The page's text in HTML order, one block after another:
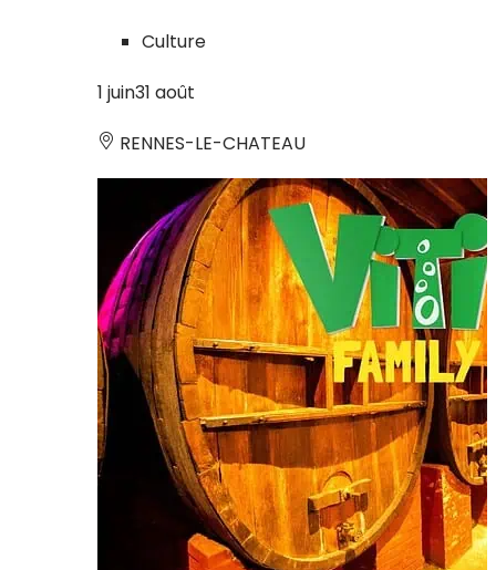
Culture
1 juin31 août
RENNES-LE-CHATEAU